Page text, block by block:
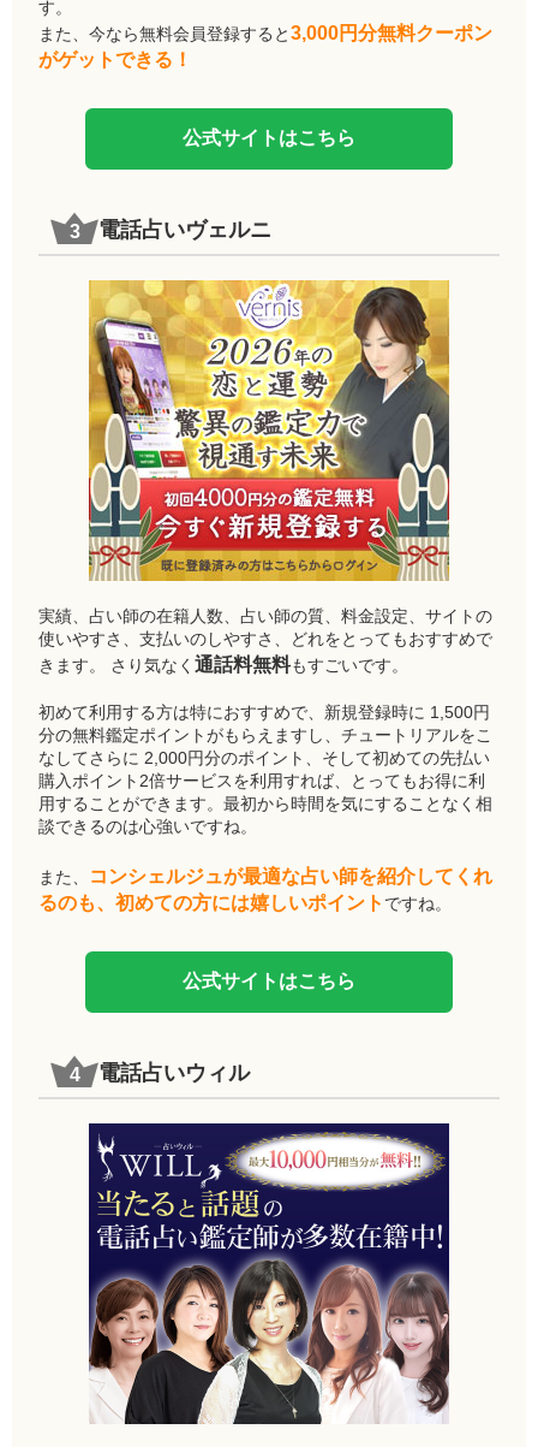
す。
また、今なら無料会員登録すると3,000円分無料クーポン
がゲットできる！
公式サイトはこちら
電話占いヴェルニ
実績、占い師の在籍人数、占い師の質、料金設定、サイトの
使いやすさ、支払いのしやすさ、どれをとってもおすすめで
きます。 さり気なく通話料無料もすごいです。
初めて利用する方は特におすすめで、新規登録時に 1,500円
分の無料鑑定ポイントがもらえますし、チュートリアルをこ
なしてさらに 2,000円分のポイント、そして初めての先払い
購入ポイント2倍サービスを利用すれば、とってもお得に利
用することができます。最初から時間を気にすることなく相
談できるのは心強いですね。
また、
コンシェルジュが最適な占い師を紹介してくれ
るのも、初めての方には嬉しいポイント ですね。
公式サイトはこちら
電話占いウィル